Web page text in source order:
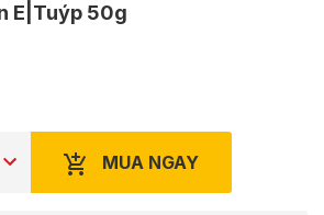
E|Tuýp 50g
MUA NGAY